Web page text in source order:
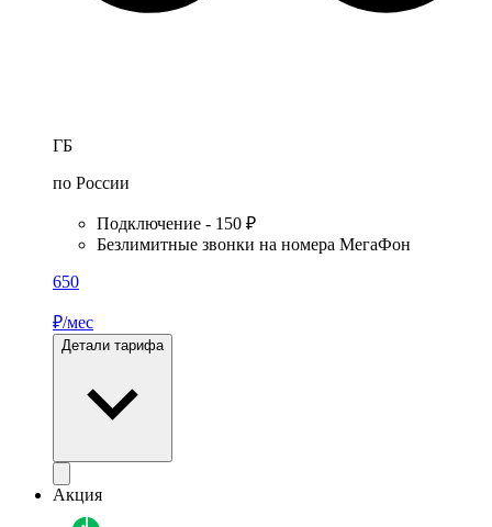
ГБ
по России
Подключение - 150 ₽
Безлимитные звонки на номера МегаФон
650
₽/мес
Детали тарифа
Акция